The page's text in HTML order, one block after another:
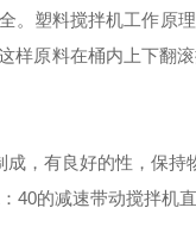
。塑料搅拌机工作原
样原料在桶内上下翻
，有良好的性，保持
40的减速带动搅拌机